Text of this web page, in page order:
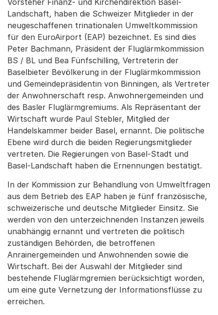
Vorsteher Finanz- und Kirchendirektion Basel-
Landschaft, haben die Schweizer Mitglieder in der
neugeschaffenen trinationalen Umweltkommission
für den EuroAirport (EAP) bezeichnet. Es sind dies
Peter Bachmann, Präsident der Fluglärmkommission
BS / BL und Bea Fünfschilling, Vertreterin der
Baselbieter Bevölkerung in der Fluglärmkommission
und Gemeindepräsidentin von Binningen, als Vertreter
der Anwohnerschaft resp. Anwohnergemeinden und
des Basler Fluglärmgremiums. Als Repräsentant der
Wirtschaft wurde Paul Stebler, Mitglied der
Handelskammer beider Basel, ernannt. Die politische
Ebene wird durch die beiden Regierungsmitglieder
vertreten. Die Regierungen von Basel-Stadt und
Basel-Landschaft haben die Ernennungen bestätigt.
In der Kommission zur Behandlung von Umweltfragen
aus dem Betrieb des EAP haben je fünf französische,
schweizerische und deutsche Mitglieder Einsitz. Sie
werden von den unterzeichnenden Instanzen jeweils
unabhängig ernannt und vertreten die politisch
zuständigen Behörden, die betroffenen
Anrainergemeinden und Anwohnenden sowie die
Wirtschaft. Bei der Auswahl der Mitglieder sind
bestehende Fluglärmgremien berücksichtigt worden,
um eine gute Vernetzung der Informationsflüsse zu
erreichen.